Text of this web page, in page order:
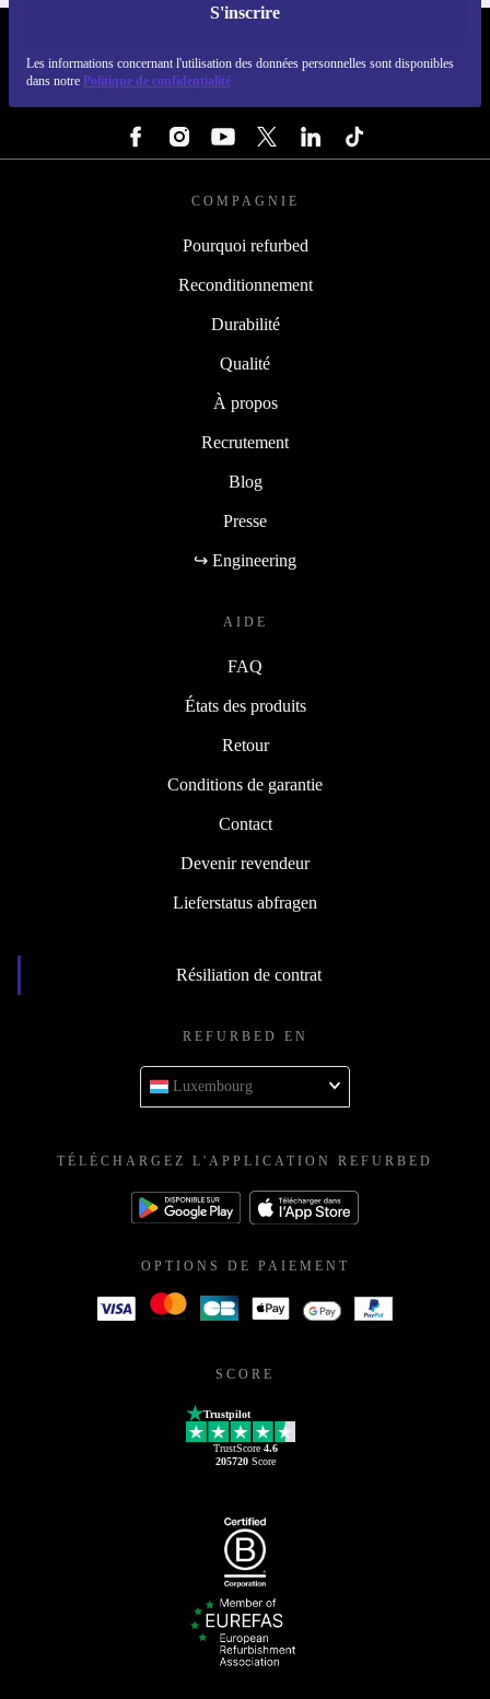
S'inscrire
Les informations concernant l'utilisation des données personnelles sont disponibles
dans notre Politique de confidentialité
COMPAGNIE
Pourquoi refurbed
Reconditionnement
Durabilité
Qualité
À propos
Recrutement
Blog
Presse
↪ Engineering
AIDE
FAQ
États des produits
Retour
Conditions de garantie
Contact
Devenir revendeur
Lieferstatus abfragen
Résiliation de contrat
REFURBED EN
Luxembourg
TÉLÉCHARGEZ L'APPLICATION REFURBED
OPTIONS DE PAIEMENT
SCORE
Trustpilot
TrustScore 4.6
205720Score